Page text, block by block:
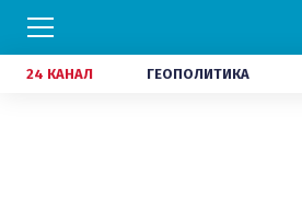
24 КАНАЛ ГЕОПОЛИТИКА